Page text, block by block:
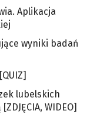
Aplikacja
wyniki badań
lubelskich
WIDEO]